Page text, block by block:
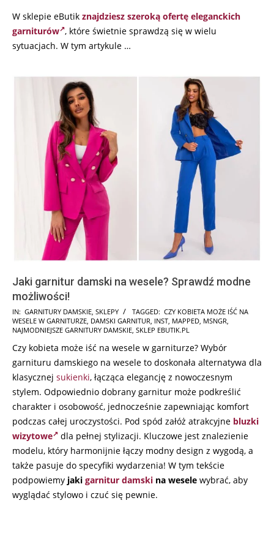
W sklepie eButik znajdziesz szeroką ofertę eleganckich
garniturów , które świetnie sprawdzą się w wielu
sytuacjach. W tym artykule …
Jaki garnitur damski na wesele? Sprawdź modne
możliwości!
2025-
09-
IN: GARNITURY DAMSKIE, SKLEPY TAGGED: CZY KOBIETA MOŻE IŚĆ NA
WESELE W GARNITURZE, DAMSKI GARNITUR, INST, MAPPED, MSNGR,
NAJMODNIEJSZE GARNITURY DAMSKIE, SKLEP EBUTIK.PL
Czy kobieta może iść na wesele w garniturze? Wybór
garnituru damskiego na wesele to doskonała alternatywa dla
klasycznej sukienki, łącząca elegancję z nowoczesnym
stylem. Odpowiednio dobrany garnitur może podkreślić
charakter i osobowość, jednocześnie zapewniając komfort
podczas całej uroczystości. Pod spód załóż atrakcyjne bluzki
wizytowe
dla pełnej stylizacji. Kluczowe jest znalezienie
modelu, który harmonijnie łączy modny design z wygodą, a
także pasuje do specyfiki wydarzenia! W tym tekście
podpowiemy jaki garnitur damski na wesele wybrać, aby
wyglądać stylowo i czuć się pewnie.